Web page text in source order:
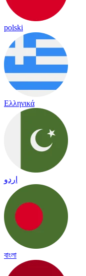
polski
Ελληνικά
اردو
বাংলা